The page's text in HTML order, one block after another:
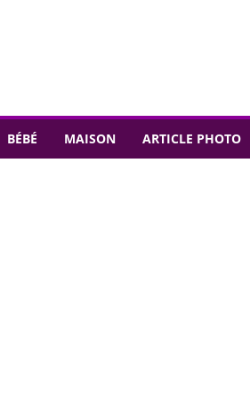
BÉBÉ MAISON ARTICLE PHOTO